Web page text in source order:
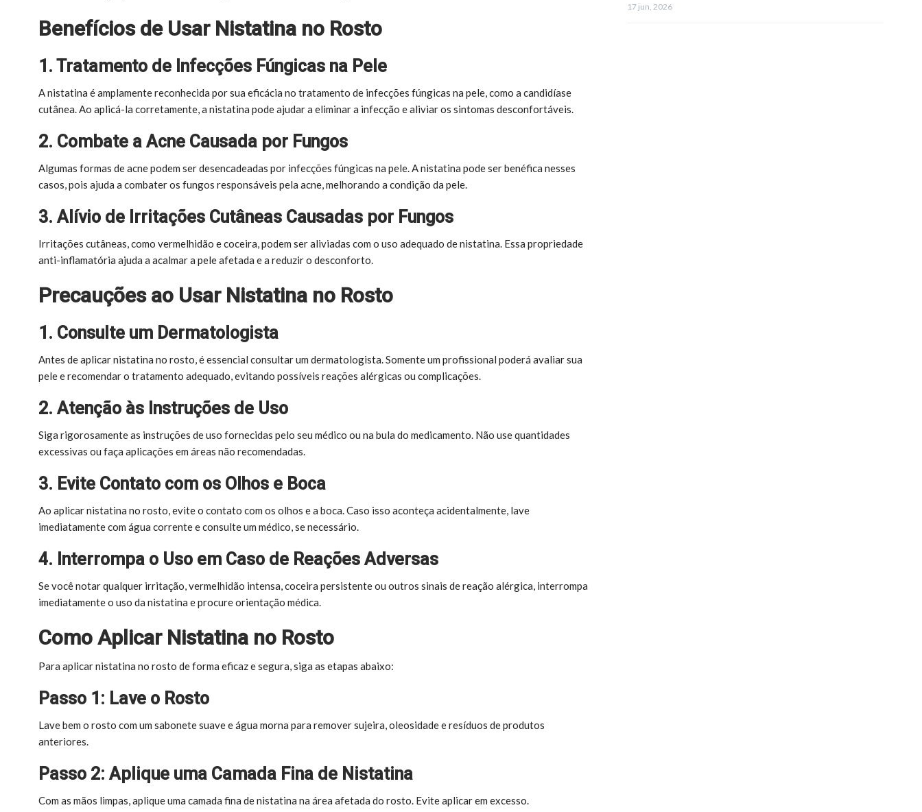
Benefícios de Usar Nistatina no Rosto
1. Tratamento de Infecções Fúngicas na Pele
A nistatina é amplamente reconhecida por sua eficácia no tratamento de infecções fúngicas na pele, como a candidíase
cutânea. Ao aplicá-la corretamente, a nistatina pode ajudar a eliminar a infecção e aliviar os sintomas desconfortáveis.
2. Combate a Acne Causada por Fungos
Algumas formas de acne podem ser desencadeadas por infecções fúngicas na pele. A nistatina pode ser benéfica nesses
casos, pois ajuda a combater os fungos responsáveis pela acne, melhorando a condição da pele.
3. Alívio de Irritações Cutâneas Causadas por Fungos
Irritações cutâneas, como vermelhidão e coceira, podem ser aliviadas com o uso adequado de nistatina. Essa propriedade
anti-inflamatória ajuda a acalmar a pele afetada e a reduzir o desconforto.
Precauções ao Usar Nistatina no Rosto
1. Consulte um Dermatologista
Antes de aplicar nistatina no rosto, é essencial consultar um dermatologista. Somente um profissional poderá avaliar sua
pele e recomendar o tratamento adequado, evitando possíveis reações alérgicas ou complicações.
2. Atenção às Instruções de Uso
Siga rigorosamente as instruções de uso fornecidas pelo seu médico ou na bula do medicamento. Não use quantidades
excessivas ou faça aplicações em áreas não recomendadas.
3. Evite Contato com os Olhos e Boca
Ao aplicar nistatina no rosto, evite o contato com os olhos e a boca. Caso isso aconteça acidentalmente, lave
imediatamente com água corrente e consulte um médico, se necessário.
4. Interrompa o Uso em Caso de Reações Adversas
Se você notar qualquer irritação, vermelhidão intensa, coceira persistente ou outros sinais de reação alérgica, interrompa
imediatamente o uso da nistatina e procure orientação médica.
Como Aplicar Nistatina no Rosto
Para aplicar nistatina no rosto de forma eficaz e segura, siga as etapas abaixo:
Passo 1: Lave o Rosto
Lave bem o rosto com um sabonete suave e água morna para remover sujeira, oleosidade e resíduos de produtos
anteriores.
Passo 2: Aplique uma Camada Fina de Nistatina
Com as mãos limpas, aplique uma camada fina de nistatina na área afetada do rosto. Evite aplicar em excesso.
17 jun, 2026